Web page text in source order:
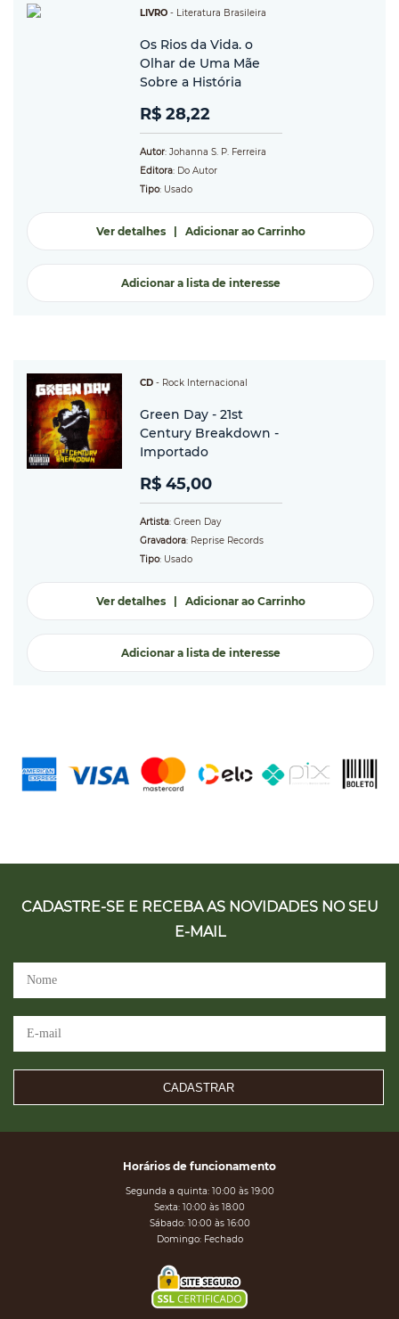
LIVRO - Literatura Brasileira
Os Rios da Vida. o
Olhar de Uma Mãe
Sobre a História
R$ 28,22
Autor: Johanna S. P. Ferreira
Editora: Do Autor
Tipo: Usado
Ver detalhes| Adicionar ao Carrinho
Adicionar a lista de interesse
CD - Rock Internacional
Green Day - 21st
Century Breakdown -
Importado
R$ 45,00
Artista: Green Day
Gravadora: Reprise Records
Tipo: Usado
Ver detalhes| Adicionar ao Carrinho
Adicionar a lista de interesse
CADASTRE-SE E RECEBA AS NOVIDADES NO SEU
E-MAIL
CADASTRAR
Horários de funcionamento
Segunda a quinta: 10:00 às 19:00
Sexta: 10:00 às 18:00
Sábado: 10:00 às 16:00
Domingo: Fechado